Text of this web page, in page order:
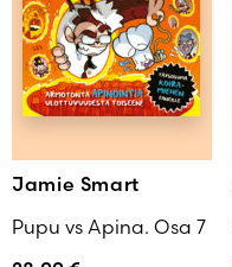
Jamie Smart
Pupu vs Apina. Osa 7